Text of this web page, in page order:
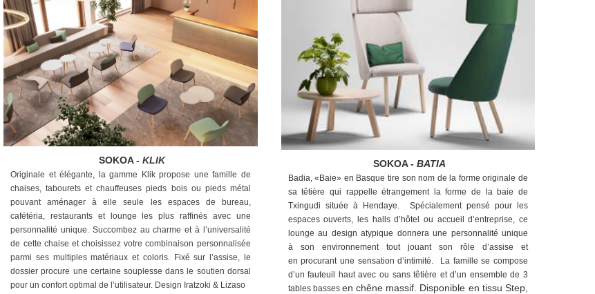
SOKOA - KLIK
Originale et élégante, la gamme Klik propose unefamille de
chaises, tabourets et chauffeuses pieds bois ou pieds métal
pouvant aménager à elle seule les espaces de bureau,
cafétéria, restaurants et lounge les plusraffinés avec une
personnalité unique. Succombez aucharme et à l’universalité
de cette chaise et choisissezvotre combinaison personnalisée
parmi ses multiplesmatériaux et coloris. Fixé sur l’assise, le
dossier procure une certaine souplesse dans le soutien dorsal
pour unconfort optimal de l’utilisateur. Design Iratzoki & Lizaso
SOKOA - BATIA
Badia, «Baie» en Basque tire son nom de la formeoriginale de
sa têtière qui rappelle étrangement laforme de la baie de
Txingudi située à Hendaye. Spécialement pensé pour les
espaces ouverts, les halls d’hôtel ou accueil d’entreprise, ce
lounge au design atypique donnera une personnalité unique
à son environnement tout jouant son rôle d’assise et
enprocurant une sensation d’intimité. La famille se compose
d’un fauteuil haut avec ou sans têtière et d’un ensemble de 3
tables basses en chêne massif. Disponible en tissu Step,